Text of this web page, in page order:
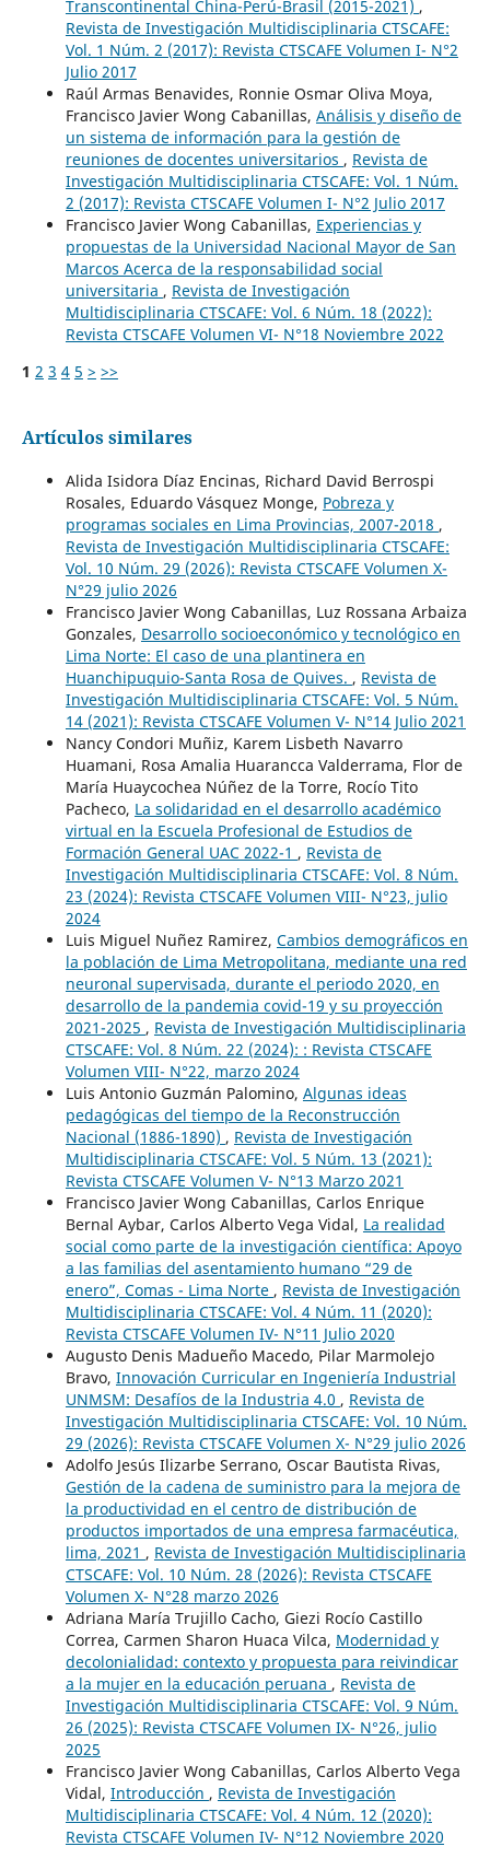
Transcontinental China-Perú-Brasil (2015-2021) ,
Revista de Investigación Multidisciplinaria CTSCAFE:
Vol. 1 Núm. 2 (2017): Revista CTSCAFE Volumen I- N°2
Julio 2017
Raúl Armas Benavides, Ronnie Osmar Oliva Moya,
Francisco Javier Wong Cabanillas, Análisis y diseño de
un sistema de información para la gestión de
reuniones de docentes universitarios , Revista de
Investigación Multidisciplinaria CTSCAFE: Vol. 1 Núm.
2 (2017): Revista CTSCAFE Volumen I- N°2 Julio 2017
Francisco Javier Wong Cabanillas, Experiencias y
propuestas de la Universidad Nacional Mayor de San
Marcos Acerca de la responsabilidad social
universitaria , Revista de Investigación
Multidisciplinaria CTSCAFE: Vol. 6 Núm. 18 (2022):
Revista CTSCAFE Volumen VI- N°18 Noviembre 2022
1 2 3 4 5 > >>
Artículos similares
Alida Isidora Díaz Encinas, Richard David Berrospi
Rosales, Eduardo Vásquez Monge, Pobreza y
programas sociales en Lima Provincias, 2007-2018 ,
Revista de Investigación Multidisciplinaria CTSCAFE:
Vol. 10 Núm. 29 (2026): Revista CTSCAFE Volumen X-
N°29 julio 2026
Francisco Javier Wong Cabanillas, Luz Rossana Arbaiza
Gonzales, Desarrollo socioeconómico y tecnológico en
Lima Norte: El caso de una plantinera en
Huanchipuquio-Santa Rosa de Quives. , Revista de
Investigación Multidisciplinaria CTSCAFE: Vol. 5 Núm.
14 (2021): Revista CTSCAFE Volumen V- N°14 Julio 2021
Nancy Condori Muñiz, Karem Lisbeth Navarro
Huamani, Rosa Amalia Huarancca Valderrama, Flor de
María Huaycochea Núñez de la Torre, Rocío Tito
Pacheco, La solidaridad en el desarrollo académico
virtual en la Escuela Profesional de Estudios de
Formación General UAC 2022-1 , Revista de
Investigación Multidisciplinaria CTSCAFE: Vol. 8 Núm.
23 (2024): Revista CTSCAFE Volumen VIII- N°23, julio
2024
Luis Miguel Nuñez Ramirez, Cambios demográficos en
la población de Lima Metropolitana, mediante una red
neuronal supervisada, durante el periodo 2020, en
desarrollo de la pandemia covid-19 y su proyección
2021-2025 , Revista de Investigación Multidisciplinaria
CTSCAFE: Vol. 8 Núm. 22 (2024): : Revista CTSCAFE
Volumen VIII- N°22, marzo 2024
Luis Antonio Guzmán Palomino, Algunas ideas
pedagógicas del tiempo de la Reconstrucción
Nacional (1886-1890) , Revista de Investigación
Multidisciplinaria CTSCAFE: Vol. 5 Núm. 13 (2021):
Revista CTSCAFE Volumen V- N°13 Marzo 2021
Francisco Javier Wong Cabanillas, Carlos Enrique
Bernal Aybar, Carlos Alberto Vega Vidal, La realidad
social como parte de la investigación científica: Apoyo
a las familias del asentamiento humano “29 de
enero”, Comas - Lima Norte , Revista de Investigación
Multidisciplinaria CTSCAFE: Vol. 4 Núm. 11 (2020):
Revista CTSCAFE Volumen IV- N°11 Julio 2020
Augusto Denis Madueño Macedo, Pilar Marmolejo
Bravo, Innovación Curricular en Ingeniería Industrial
UNMSM: Desafíos de la Industria 4.0 , Revista de
Investigación Multidisciplinaria CTSCAFE: Vol. 10 Núm.
29 (2026): Revista CTSCAFE Volumen X- N°29 julio 2026
Adolfo Jesús Ilizarbe Serrano, Oscar Bautista Rivas,
Gestión de la cadena de suministro para la mejora de
la productividad en el centro de distribución de
productos importados de una empresa farmacéutica,
lima, 2021 , Revista de Investigación Multidisciplinaria
CTSCAFE: Vol. 10 Núm. 28 (2026): Revista CTSCAFE
Volumen X- N°28 marzo 2026
Adriana María Trujillo Cacho, Giezi Rocío Castillo
Correa, Carmen Sharon Huaca Vilca, Modernidad y
decolonialidad: contexto y propuesta para reivindicar
a la mujer en la educación peruana , Revista de
Investigación Multidisciplinaria CTSCAFE: Vol. 9 Núm.
26 (2025): Revista CTSCAFE Volumen IX- N°26, julio
2025
Francisco Javier Wong Cabanillas, Carlos Alberto Vega
Vidal, Introducción , Revista de Investigación
Multidisciplinaria CTSCAFE: Vol. 4 Núm. 12 (2020):
Revista CTSCAFE Volumen IV- N°12 Noviembre 2020